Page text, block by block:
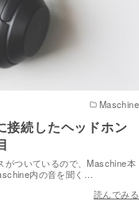
Maschine
続したヘッドホン
がついているので、Maschine本
内の音を聞く…
読んでみる